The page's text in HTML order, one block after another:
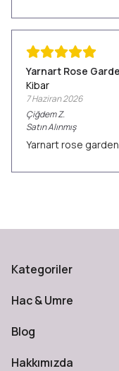
Yarnart Rose
Kibar
7 Haziran 2026
ÇiğdemZ.
Satın Alınmış
Yarnart rose
Kategoriler
Hac & Umre
Blog
Hakkımızda